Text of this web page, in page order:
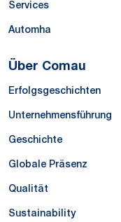
Services
Automha
Über Comau
Erfolgsgeschichten
Unternehmensführung
Geschichte
Globale Präsenz
Qualität
Sustainability